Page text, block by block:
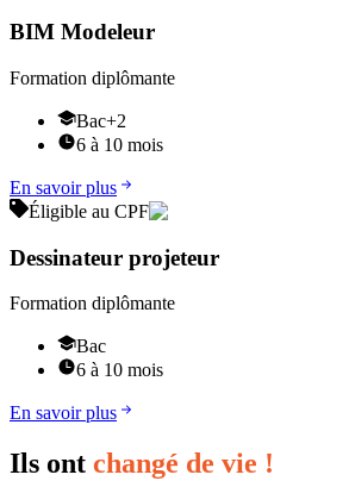
BIM Modeleur
Formation diplômante
Bac+2
6 à 10 mois
En savoir plus
Éligible au CPF
Dessinateur projeteur
Formation diplômante
Bac
6 à 10 mois
En savoir plus
Ils ont changé de vie !